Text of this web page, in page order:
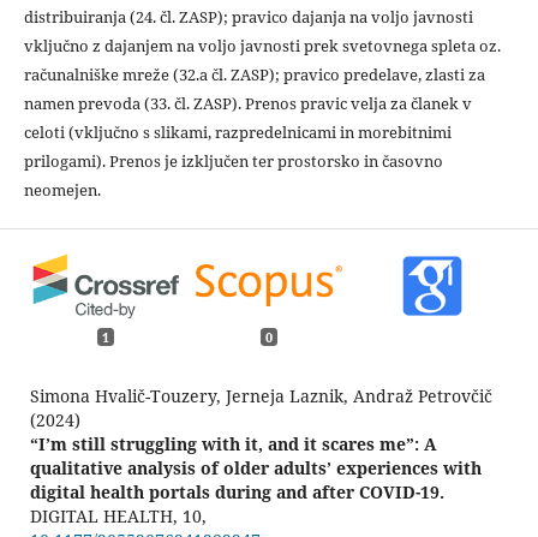
distribuiranja (24. čl. ZASP); pravico dajanja na voljo javnosti
vključno z dajanjem na voljo javnosti prek svetovnega spleta oz.
računalniške mreže (32.a čl. ZASP); pravico predelave, zlasti za
namen prevoda (33. čl. ZASP). Prenos pravic velja za članek v
celoti (vključno s slikami, razpredelnicami in morebitnimi
prilogami). Prenos je izključen ter prostorsko in časovno
neomejen.
1 0
Simona Hvalič-Touzery, Jerneja Laznik, Andraž Petrovčič
(2024)
“I’m still struggling with it, and it scares me”: A
qualitative analysis of older adults’ experiences with
digital health portals during and after COVID-19.
DIGITAL HEALTH, 10,